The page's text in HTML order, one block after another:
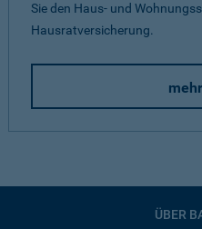
Sie den Haus- und
Hausratversicherung.
ÜBER